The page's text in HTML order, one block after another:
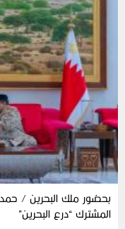
بحضور ملك البحرين /
المشترك “درع البحرين”